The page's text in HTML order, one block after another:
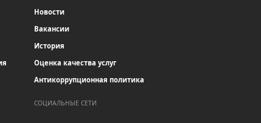
Новости
Вакансии
История
Оценка качества услуг
Антикоррупционная политика
СОЦИАЛЬНЫЕ СЕТИ